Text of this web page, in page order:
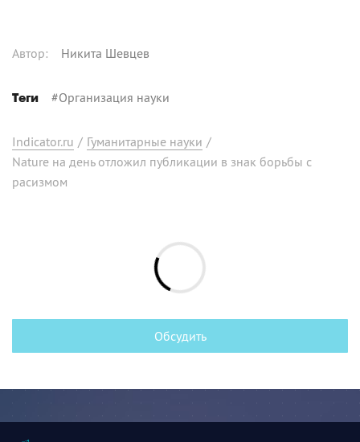
Автор: Никита Шевцев
Теги #Организация науки
Indicator.ru / Гуманитарные науки /
Nature на день отложил публикации в знак борьбы с
расизмом
Обсудить